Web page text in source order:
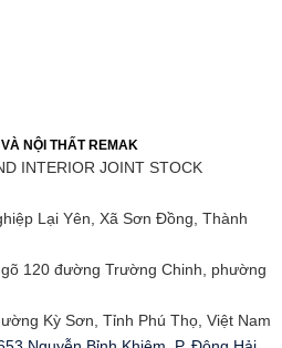
NỘI THẤT REMAK
INTERIOR JOINT STOCK
Lại Yên, Xã Sơn Đồng, Thành
120 đường Trường Chinh, phường
Kỳ Sơn, Tỉnh Phú Thọ, Việt Nam